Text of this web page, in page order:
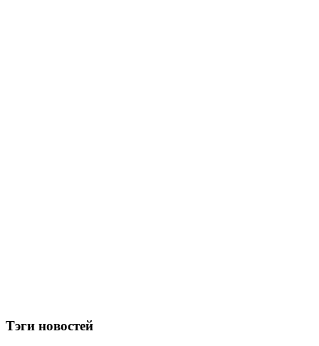
Тэги новостей